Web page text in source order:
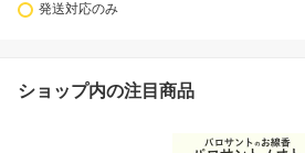
発送対応のみ
ショップ内の注目商品